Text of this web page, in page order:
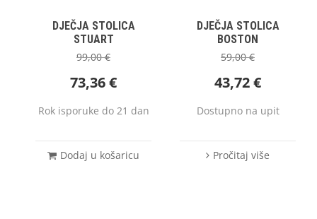
DJEČJA STOLICA
STUART
99,00€
73,36€
Rok isporuke do 21 dan
Dodaj u košaricu
DJEČJA STOLICA
BOSTON
59,00€
43,72€
Dostupno na upit
Pročitaj više